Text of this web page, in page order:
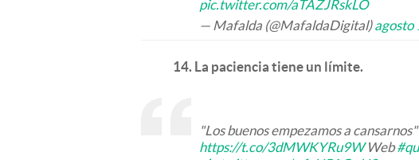
pic.twitter.com/aTAZJRskLO
— Mafalda (@MafaldaDigital)agosto
14. La paciencia tiene un límite.
"Los buenos empezamos a cansarnos"
https://t.co/3dMWKYRu9WWeb